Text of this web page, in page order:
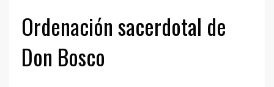
Ordenación sacerdotal de
Don Bosco